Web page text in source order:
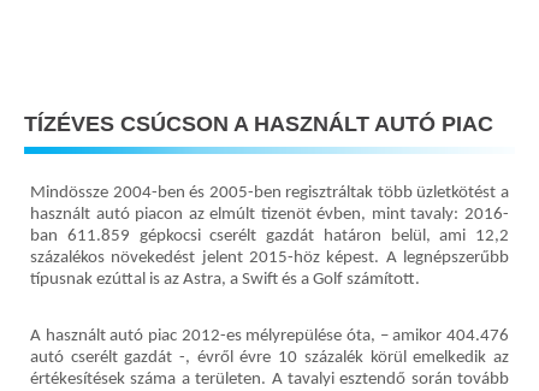
TÍZÉVES CSÚCSON A HASZNÁLT AUTÓ PIAC
Mindössze 2004-ben és 2005-ben regisztráltak több üzletkötést a
használt autó piacon az elmúlt tizenöt évben, mint tavaly: 2016-
ban 611.859 gépkocsi cserélt gazdát határon belül, ami 12,2
százalékos növekedést jelent 2015-höz képest. A legnépszerűbb
típusnak ezúttal is az Astra, a Swift és a Golf számított.
A használt autó piac 2012-es mélyrepülése óta, – amikor 404.476
autó cserélt gazdát -, évről évre 10 százalék körül emelkedik az
értékesítések száma a területen. A tavalyi esztendő során tovább